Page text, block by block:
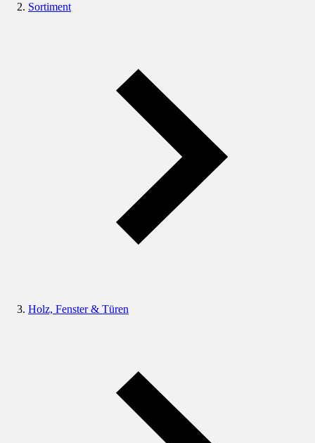
Sortiment
Holz, Fenster & Türen